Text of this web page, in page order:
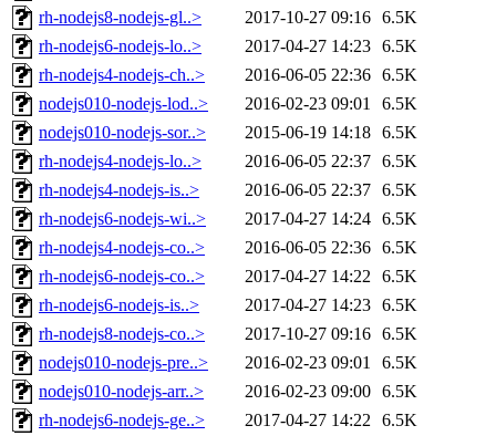
rh-nodejs8-nodejs-gl..>
2017-10-27 09:16 6.5K
rh-nodejs6-nodejs-lo..>
2017-04-27 14:23 6.5K
rh-nodejs4-nodejs-ch..>
2016-06-05 22:36 6.5K
nodejs010-nodejs-lod..>
2016-02-23 09:01
6.5K
nodejs010-nodejs-sor..>
2015-06-19 14:18 6.5K
rh-nodejs4-nodejs-lo..>
2016-06-05 22:37 6.5K
rh-nodejs4-nodejs-is..>
2016-06-05 22:37 6.5K
rh-nodejs6-nodejs-wi..>
2017-04-27 14:24 6.5K
rh-nodejs4-nodejs-co..>
2016-06-05 22:36 6.5K
rh-nodejs6-nodejs-co..>
2017-04-27 14:22 6.5K
rh-nodejs6-nodejs-is..>
2017-04-27 14:23 6.5K
rh-nodejs8-nodejs-co..>
2017-10-27 09:16 6.5K
nodejs010-nodejs-pre..>
2016-02-23 09:01
6.5K
nodejs010-nodejs-arr..>
2016-02-23 09:00 6.5K
rh-nodejs6-nodejs-ge..>
2017-04-27 14:22 6.5K